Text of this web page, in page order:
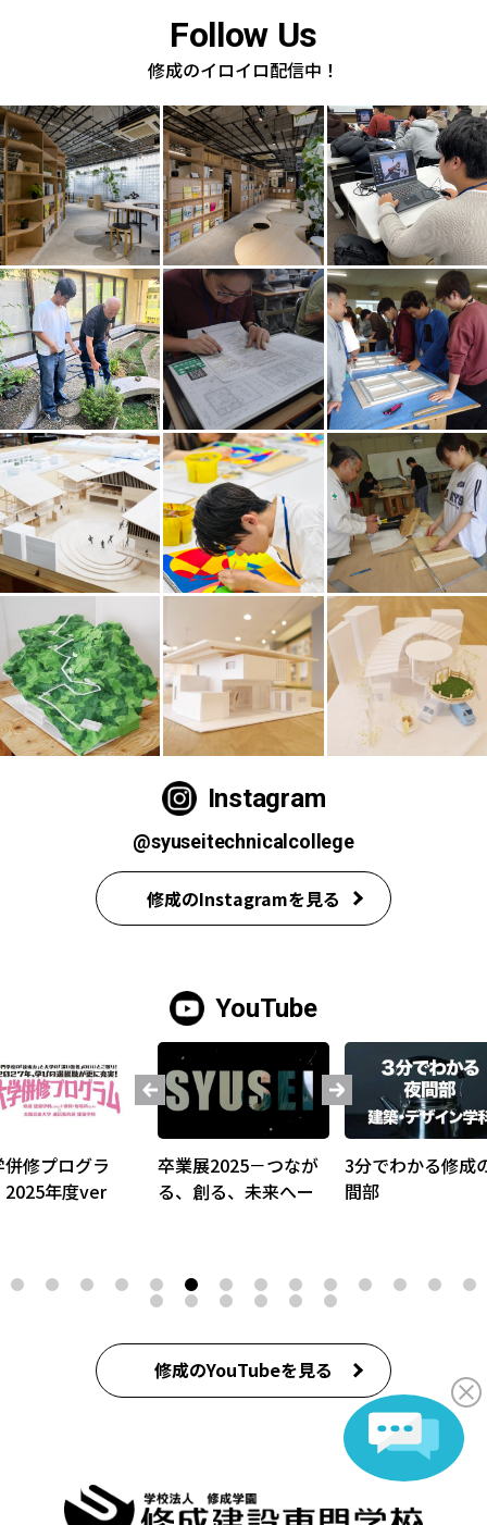
Follow Us
修成のイロイロ配信中！
Instagram
@syuseitechnicalcollege
修成のInstagramを見る
YouTube
2025－つなが
る、未来へー
3分でわかる修成の夜
間部
OC体験授業でき
で動画 3DCG編
修成のYouTubeを見る